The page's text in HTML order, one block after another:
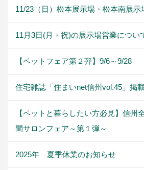
11/23（日）松本展示場・松本南展
11月3日(月・祝)の展示場営業につい
【ペットフェア第２弾】9/6～9/28
住宅雑誌「住まいnet信州vol.45」掲
【ペットと暮らしたい方必見】信州
間サロンフェア～第１弾～
2025年 夏季休業のお知らせ